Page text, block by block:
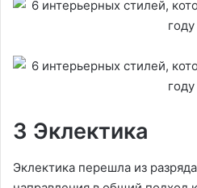
3 Эклектика
Эклектика перешла из